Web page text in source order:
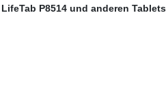
P8514 und anderen